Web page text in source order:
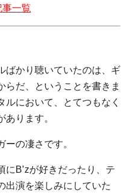
一覧
ばかり聴いていたのは、ギ
らだ、ということを書きま
ルにおいて、とてつもなく
ります。
の凄さです。
にB’zが好きだったり、テ
演を楽しみにしていた